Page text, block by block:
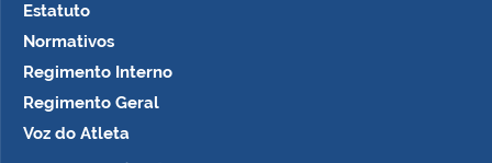
Estatuto
Normativos
Regimento Interno
Regimento Geral
Voz do Atleta